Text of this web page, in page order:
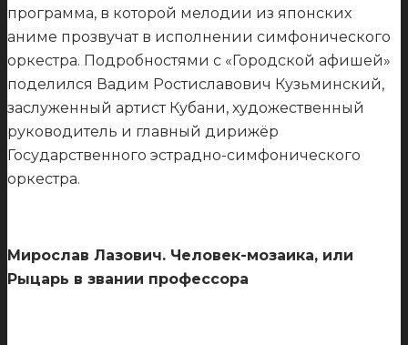
программа, в которой мелодии из японских
аниме прозвучат в исполнении симфонического
оркестра. Подробностями с «Городской афишей»
поделился Вадим Ростиславович Кузьминский,
заслуженный артист Кубани, художественный
руководитель и главный дирижёр
Государственного эстрадно-симфонического
оркестра.
Мирослав Лазович. Человек-мозаика, или
Рыцарь в звании профессора